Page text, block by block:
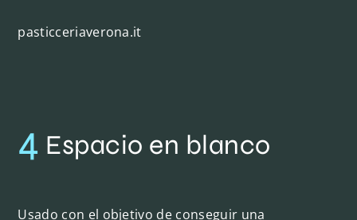
pasticceriaverona.it
4 Espacio en blanco
Usado con el objetivo de conseguir una